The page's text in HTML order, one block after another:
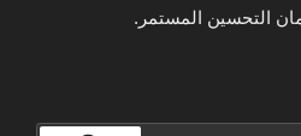
التحسين المستمر.